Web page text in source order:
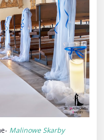
Malinowe Skarby